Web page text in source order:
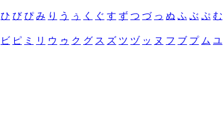
ひ び ぴ み り う ぅ く ぐ す ず つ づ っ ぬ ふ ぶ ぷ む
ビ ピ ミ リ ウ ゥ ク グ ス ズ ツ ヅ ッ ヌ フ ブ プ ム ユ